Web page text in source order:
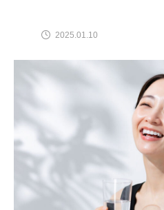
2025.01.10
料金
無料カウンセリング 男
相場
自動車免許
車査定 車買取
転職サイト 防災